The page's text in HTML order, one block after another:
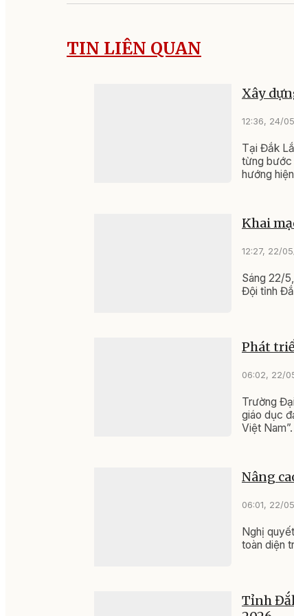
TIN LIÊN QUAN
Xây
12:36, 24/
Tại Đắk
từng bước
hướng
Khai
12:27, 22/
Sáng 22/
Đội tỉnh
Phát
06:02, 22/
Trường
giáo dục
Việt Nam”.
Nâng
06:01, 22/
Nghị
toàn diện
Tỉnh